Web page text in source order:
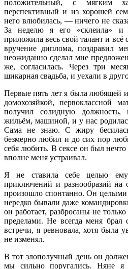
положительный, с мягким
перспективный и из хорошей
него влюбилась, — ничего не
За неделю я его «склеила» и
приложила весь свой талант и
вручение диплома, поздравил
неожиданно сделал мне
же, согласилась. Через три
шикарная свадьба, и уехали в
Первые пять лет я была любящей
домохозяйкой, первоклассной
получил солидную должность,
жильём, машиной, и у нас
Сама не знаю. С жиру
безмерно любил и до сих пор
себя любить. В сексе он был нечто
вполне меня устраивал.
Я не ставила себе целью
приключений и разнообразий
произошло спонтанно. Он целыми
нередко бывали даже
он работает, разбросаны не
пределами. Не всегда меня
встречи, я ревновала, хотя была
не изменял.
В тот злополучный день он
мы сильно поругались. Няне я